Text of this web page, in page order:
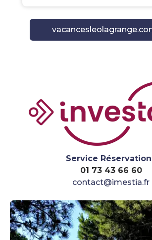
Service
01 73 43 66 60
contact@imestia.fr